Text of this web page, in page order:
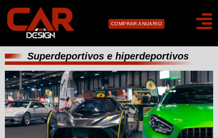
COMPRAR ANUARIO
Superdeportivos e hiperdeportivos